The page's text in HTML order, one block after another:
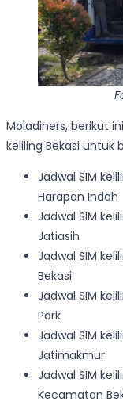
Moladiners, berikut
keliling Bekasi untuk
Jadwal SIM
Harapan Indah
Jadwal SIM
Jatiasih
Jadwal SIM
Bekasi
Jadwal SIM
Park
Jadwal SIM
Jatimakmur
Jadwal SIM
Kecamatan